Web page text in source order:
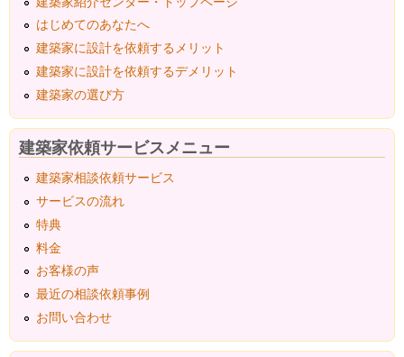
はじめてのあなたへ
建築家に設計を依頼するメリット
建築家に設計を依頼するデメリット
建築家の選び方
建築家依頼サービスメニュー
建築家相談依頼サービス
サービスの流れ
特典
料金
お客様の声
最近の相談依頼事例
お問い合わせ